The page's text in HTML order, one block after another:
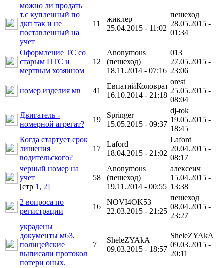
можно ли продать
т.с купленный по
дкп так и не
поставленный на
учет
11
жиклер
25.04.2015 - 11:02
пешеход
28.05.2015 -
01:34
Оформление ТС со
старым ПТС и
мертвым хозяином
12
Anonymous
(пешеход)
18.11.2014 - 07:16
013
27.05.2015 -
23:06
номер изделия мв 41
ЕвпатийКоловрат
16.10.2014 - 21:18
orest
25.05.2015 -
08:04
Двигатель -
номерной агрегат?
19
Springer
15.05.2015 - 09:37
dj-tok
19.05.2015 -
18:45
Когда стартует срок
лишения
водительского?
17
Laford
18.04.2015 - 21:02
Laford
20.04.2015 -
08:17
черный номер на
учет
[cтр 1, 2]
58
Anonymous
(пешеход)
19.11.2014 - 00:55
алексеич
15.04.2015 -
13:38
2 вопроса по
регистрации
16
NOVI4OK53
22.03.2015 - 21:25
пешеход
08.04.2015 -
23:27
украдены
документы м63,
полицейские
выписали протокол
потери оных.
7
SheleZYAkA
09.03.2015 - 18:57
SheleZYAkA
09.03.2015 -
20:11